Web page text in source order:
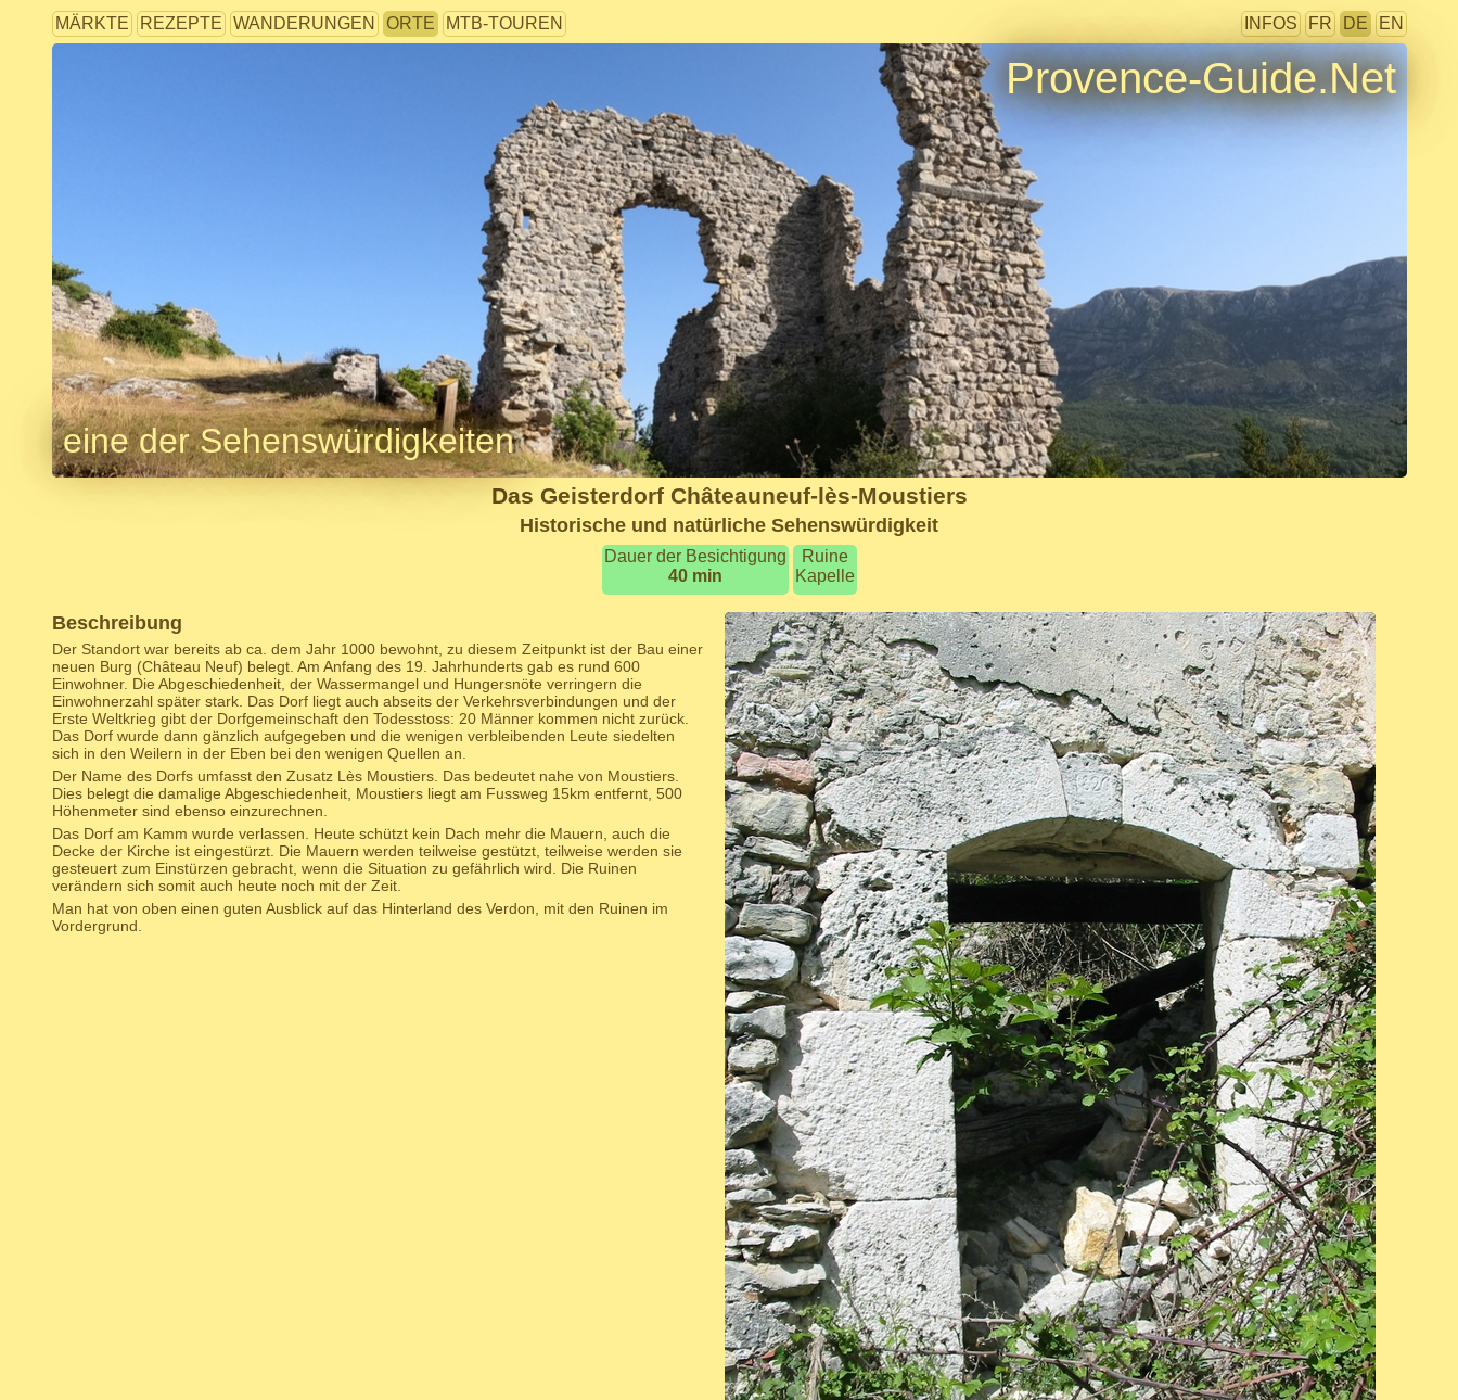
MÄRKTE REZEPTE WANDERUNGEN ORTE MTB-TOUREN INFOS FR DE EN
Provence-Guide.Net
eine der Sehenswürdigkeiten
Das Geisterdorf Châteauneuf-lès-Moustiers
Historische und natürliche Sehenswürdigkeit
Dauer der Besichtigung
40 min
Ruine
Kapelle
Beschreibung
Der Standort war bereits ab ca. dem Jahr 1000 bewohnt, zu diesem Zeitpunkt ist der Bau einer
neuen Burg (Château Neuf) belegt. Am Anfang des 19. Jahrhunderts gab es rund 600
Einwohner. Die Abgeschiedenheit, der Wassermangel und Hungersnöte verringern die
Einwohnerzahl später stark. Das Dorf liegt auch abseits der Verkehrsverbindungen und der
Erste Weltkrieg gibt der Dorfgemeinschaft den Todesstoss: 20 Männer kommen nicht zurück.
Das Dorf wurde dann gänzlich aufgegeben und die wenigen verbleibenden Leute siedelten
sich in den Weilern in der Eben bei den wenigen Quellen an.
Der Name des Dorfs umfasst den Zusatz Lès Moustiers. Das bedeutet nahe von Moustiers.
Dies belegt die damalige Abgeschiedenheit, Moustiers liegt am Fussweg 15km entfernt, 500
Höhenmeter sind ebenso einzurechnen.
Das Dorf am Kamm wurde verlassen. Heute schützt kein Dach mehr die Mauern, auch die
Decke der Kirche ist eingestürzt. Die Mauern werden teilweise gestützt, teilweise werden sie
gesteuert zum Einstürzen gebracht, wenn die Situation zu gefährlich wird. Die Ruinen
verändern sich somit auch heute noch mit der Zeit.
Man hat von oben einen guten Ausblick auf das Hinterland des Verdon, mit den Ruinen im
Vordergrund.